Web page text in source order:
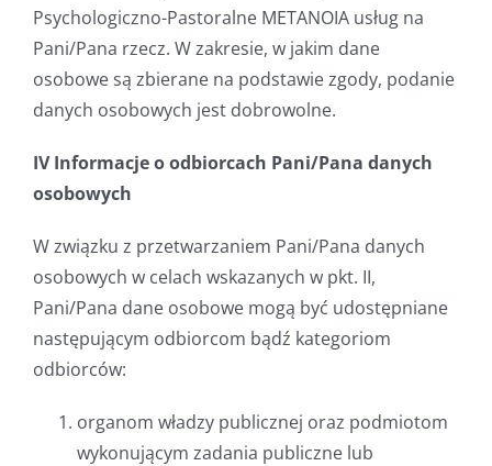
Psychologiczno-Pastoralne METANOIA usług na
Pani/Pana rzecz. W zakresie, w jakim dane
osobowe są zbierane na podstawie zgody, podanie
danych osobowych jest dobrowolne.
IV Informacje o odbiorcach Pani/Pana danych
osobowych
W związku z przetwarzaniem Pani/Pana danych
osobowych w celach wskazanych w pkt. II,
Pani/Pana dane osobowe mogą być udostępniane
następującym odbiorcom bądź kategoriom
odbiorców:
organom władzy publicznej oraz podmiotom
wykonującym zadania publiczne lub